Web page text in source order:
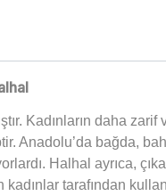
Kadınların daha
Anadolu’da bağda,
Halhal ayrıca,
tarafından